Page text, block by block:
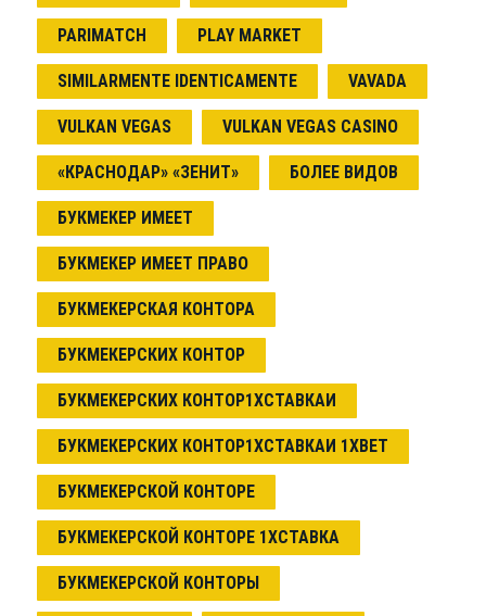
PARIMATCH PLAY MARKET
SIMILARMENTE IDENTICAMENTE VAVADA
VULKAN VEGAS VULKAN VEGAS CASINO
«КРАСНОДАР» «ЗЕНИТ» БОЛЕЕ ВИДОВ
БУКМЕКЕР ИМЕЕТ
БУКМЕКЕР ИМЕЕТ ПРАВО
БУКМЕКЕРСКАЯ КОНТОРА
БУКМЕКЕРСКИХ КОНТОР
БУКМЕКЕРСКИХ КОНТОР1ХСТАВКАИ
БУКМЕКЕРСКИХ КОНТОР1ХСТАВКАИ 1XBET
БУКМЕКЕРСКОЙ КОНТОРЕ
БУКМЕКЕРСКОЙ КОНТОРЕ 1ХСТАВКА
БУКМЕКЕРСКОЙ КОНТОРЫ